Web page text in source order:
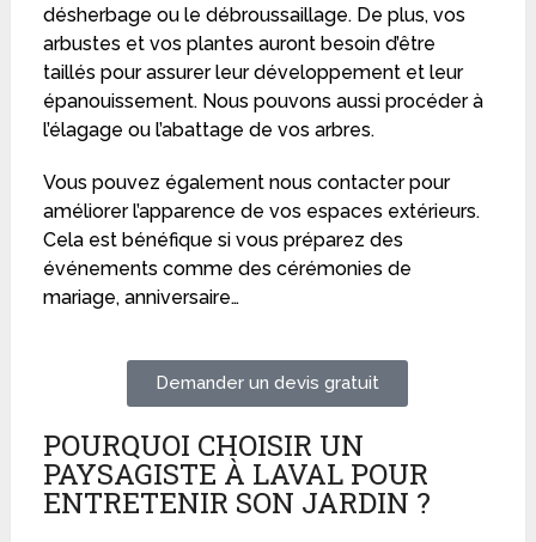
désherbage ou le débroussaillage. De plus, vos
arbustes et vos plantes auront besoin d’être
taillés pour assurer leur développement et leur
épanouissement. Nous pouvons aussi procéder à
l’élagage ou l’abattage de vos arbres.
Vous pouvez également nous contacter pour
améliorer l’apparence de vos espaces extérieurs.
Cela est bénéfique si vous préparez des
événements comme des cérémonies de
mariage, anniversaire…
Demander un devis gratuit
POURQUOI CHOISIR UN
PAYSAGISTE À LAVAL POUR
ENTRETENIR SON JARDIN ?